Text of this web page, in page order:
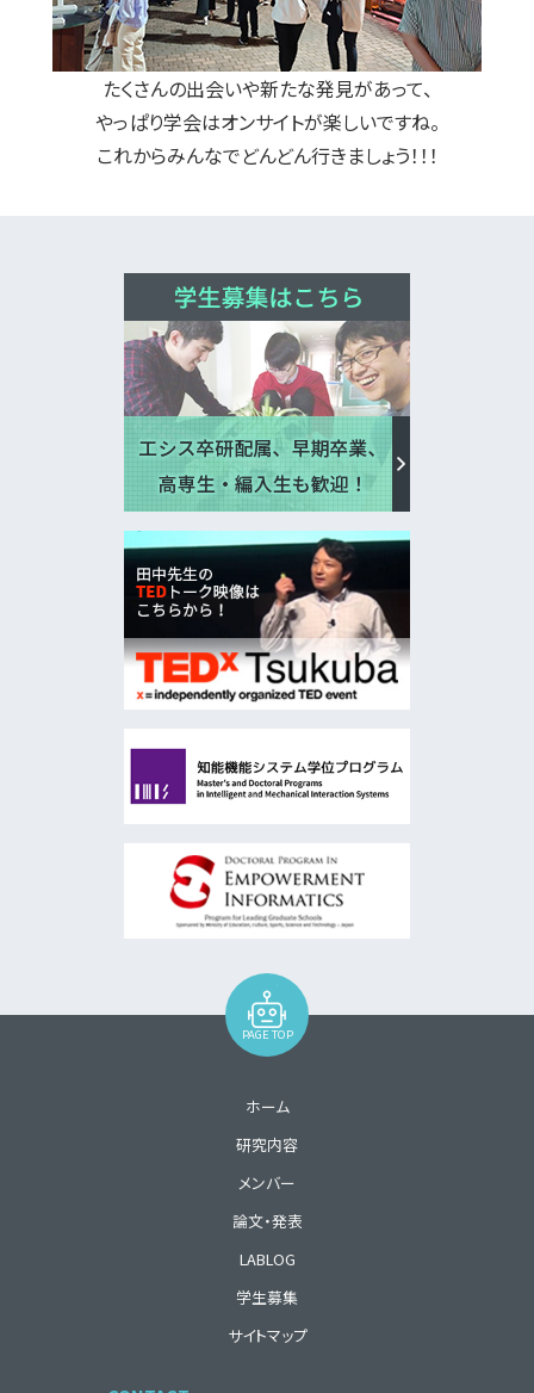
たくさんの出会いや新たな発見があって、
やっぱり学会はオンサイトが楽しいですね。
これからみんなでどんどん行きましょう！！！
PAGE TOP
ホーム
研究内容
メンバー
論文・発表
LABLOG
学生募集
サイトマップ